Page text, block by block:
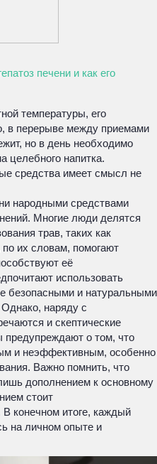
печени и как его
температуры, его
в перерыве между приемами
но в день необходимо
целебного напитка.
средства имеет смысл не
народными средствами
Многие люди делятся
трав, таких как
их словам, помогают
её
использовать
безопасными и натуральными
наряду с
и скептические
предупреждают о том, что
и неэффективным, особенно
Важно помнить, что
дополнением к основному
стоит
В конечном итоге, каждый
на личном опыте и